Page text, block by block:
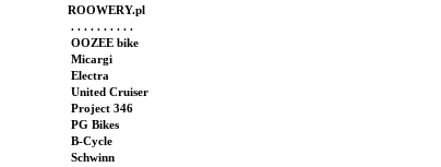
ROOWERY.pl
. . . . . . . . . .
OOZEE bike
Micargi
Electra
United Cruiser
Project 346
PG Bikes
B-Cycle
Schwinn